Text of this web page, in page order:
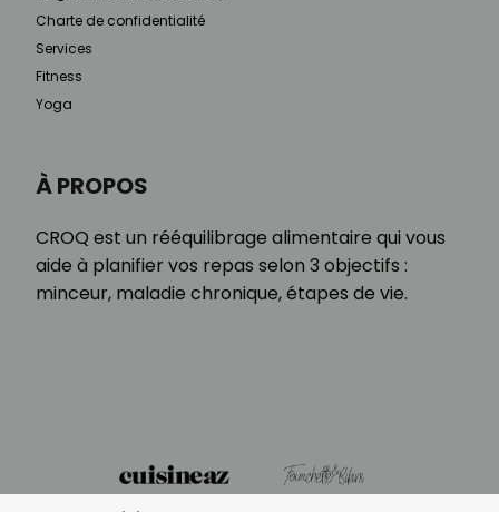
À PROPOS
CROQ est un rééquilibrage alimentaire qui vous
aide à planifier vos repas selon 3 objectifs :
minceur, maladie chronique, étapes de vie.
Charte de confidentialité
Services
Fitness
Yoga